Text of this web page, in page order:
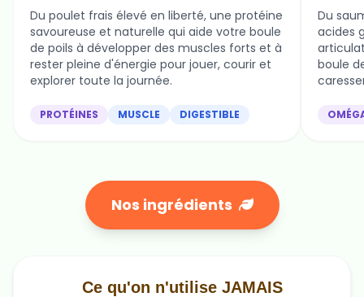
Du poulet frais élevé en liberté, une protéine
savoureuse et naturelle qui aide votre boule
de poils à développer des muscles forts et à
rester pleine d'énergie pour jouer, courir et
explorer toute la journée.
PROTÉINES MUSCLE DIGESTIBLE
Du
acides
boule
Nos ingrédients
Ce qu'on n'utilise JAMAIS